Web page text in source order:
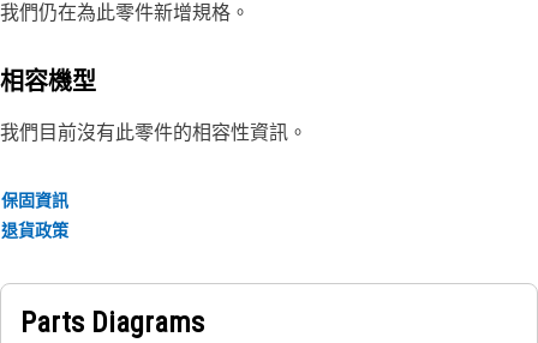
我們仍在為此零件新增規格。
相容機型
我們目前沒有此零件的相容性資訊。
保固資訊
退貨政策
Parts Diagrams